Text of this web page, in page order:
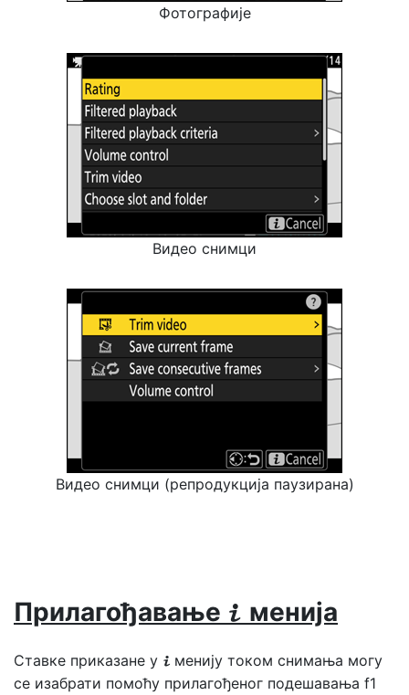
Фотографије
Видео снимци
Видео снимци (репродукција паузирана)
Прилагођавање i менија
Ставке приказане у i менију током снимања могу
се изабрати помоћу прилагођеног подешавања f1